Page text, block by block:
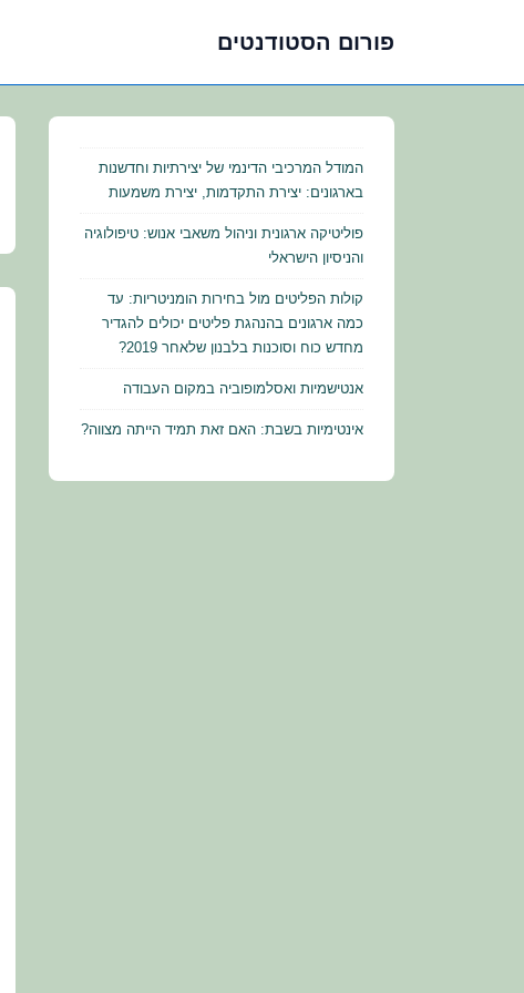
פורום הסטודנטים
המודל המרכיבי הדינמי של יצירתיות וחדשנות
בארגונים: יצירת התקדמות, יצירת משמעות
פוליטיקה ארגונית וניהול משאבי אנוש: טיפולוגיה
והניסיון הישראלי
קולות הפליטים מול בחירות הומניטריות: עד
כמה ארגונים בהנהגת פליטים יכולים להגדיר
מחדש כוח וסוכנות בלבנון שלאחר 2019?
אנטישמיות ואסלמופוביה במקום העבודה
אינטימיות בשבת: האם זאת תמיד הייתה מצווה?